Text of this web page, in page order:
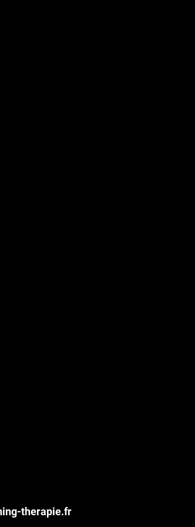
therapie.fr